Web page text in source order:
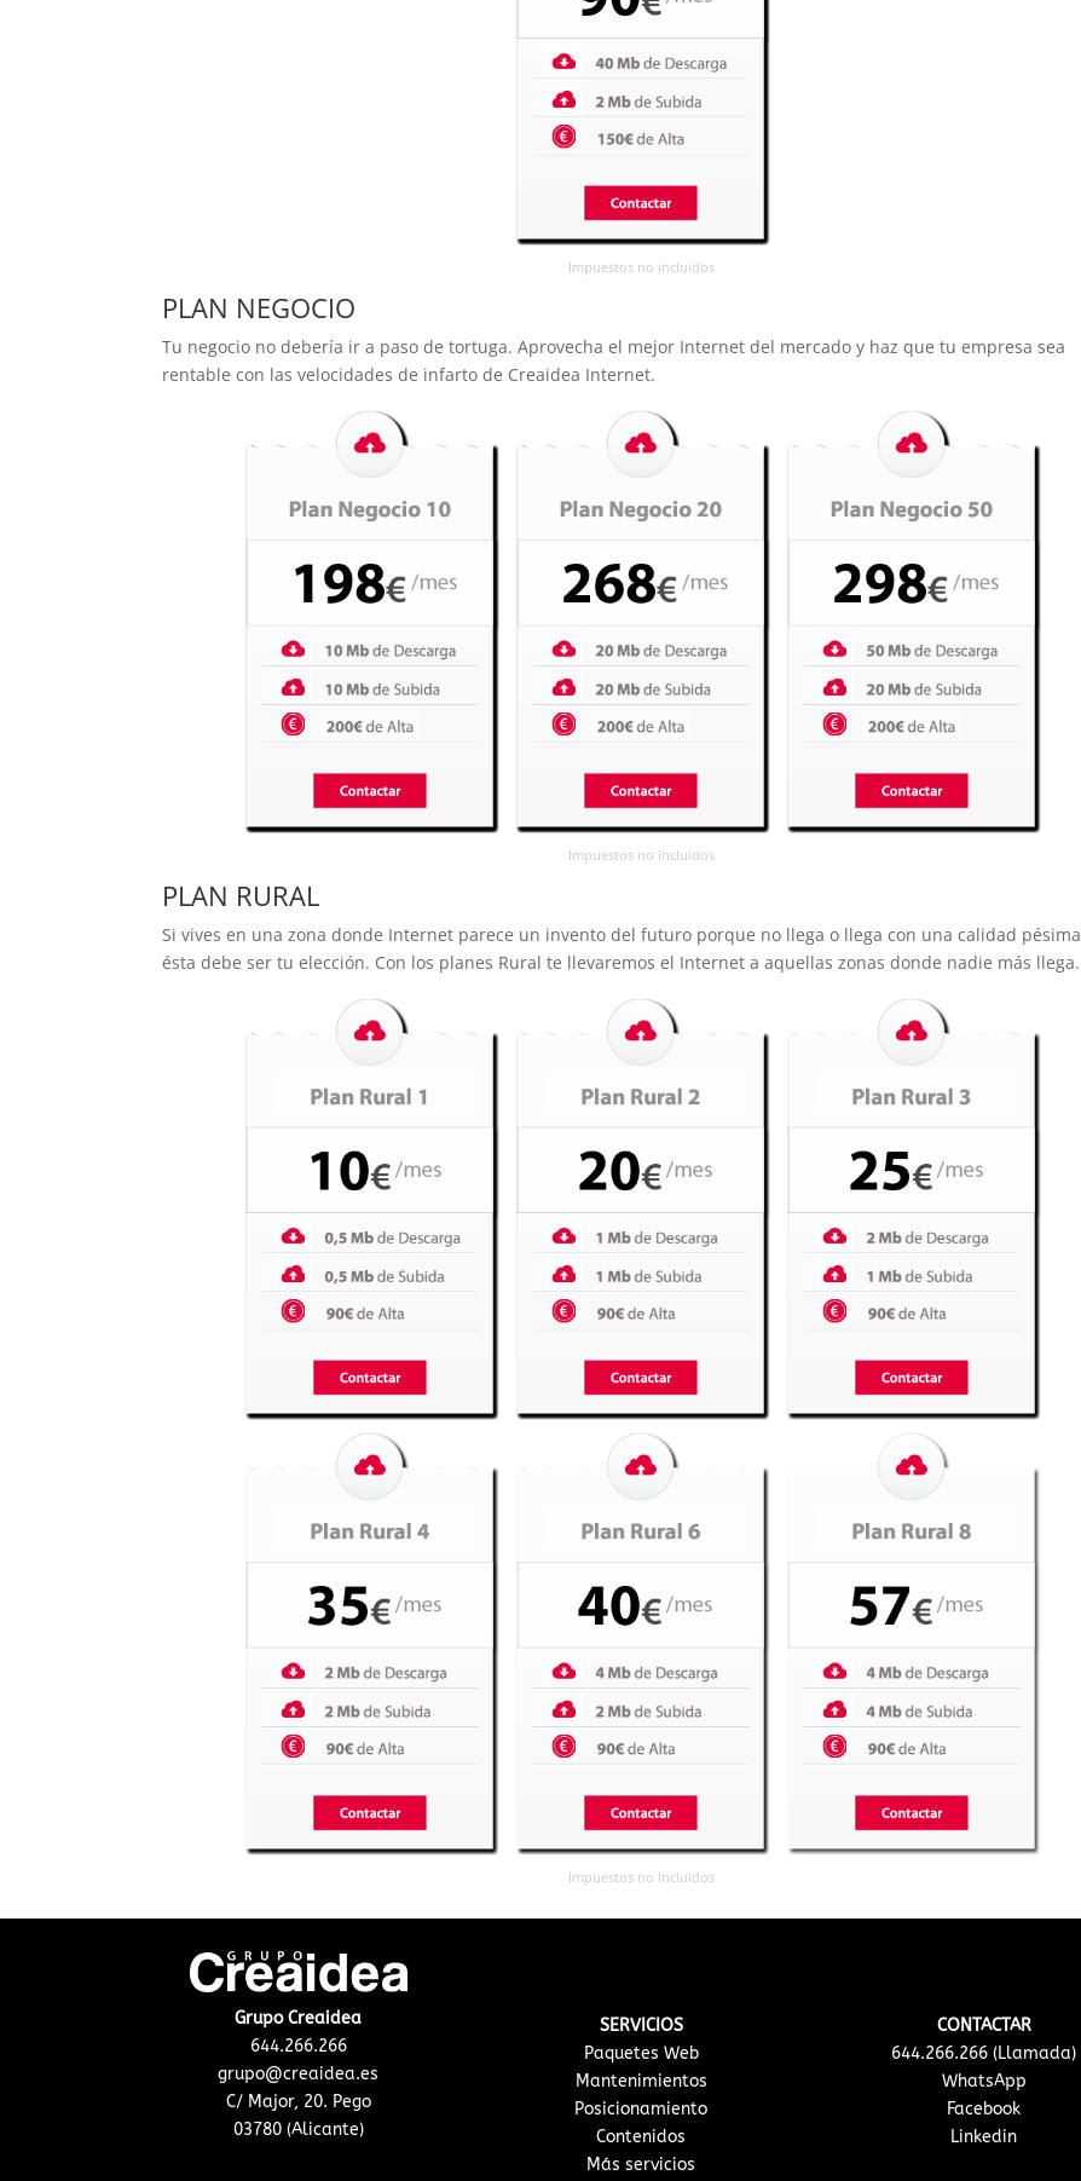
Impuestos no incluidos
PLAN NEGOCIO
Tu negocio no debería ir a paso de tortuga. Aprovecha el mejor Internet del mercado y haz que tu empresa sea
rentable con las velocidades de infarto de Creaidea Internet.
Impuestos no incluidos
PLAN RURAL
Si vives en una zona donde Internet parece un invento del futuro porque no llega o llega con una calidad pésima
ésta debe ser tu elección. Con los planes Rural te llevaremos el Internet a aquellas zonas donde nadie más llega.
Impuestos no incluidos
Grupo Creaidea
644.266.266
grupo@creaidea.es
C/ Major, 20. Pego
03780 (Alicante)
SERVICIOS
Paquetes Web
Mantenimientos
Posicionamiento
Contenidos
Más servicios
CONTACTAR
644.266.266 (Llamada)
WhatsApp
Facebook
Linkedin